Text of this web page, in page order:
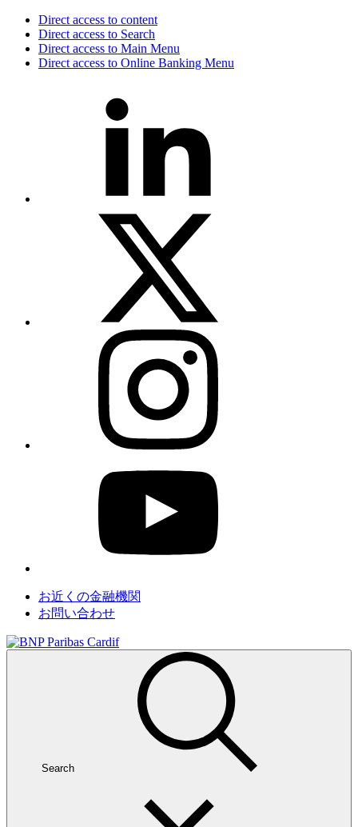
Direct access to content
Direct access to Search
Direct access to Main Menu
Direct access to Online Banking Menu
お近くの金融機関
お問い合わせ
Search